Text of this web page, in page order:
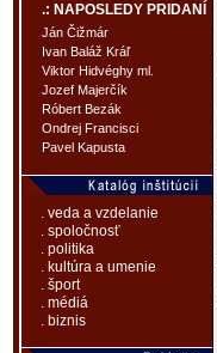
.: NAPOSLEDY PRIDANÍ
Ján Čižmár
Ivan Baláž Kráľ
Viktor Hidvéghy ml.
Jozef Majerčík
Róbert Bezák
Ondrej Francisci
Pavel Kapusta
. veda a vzdelanie
. spoločnosť
. politika
. kultúra a umenie
. šport
. médiá
. biznis